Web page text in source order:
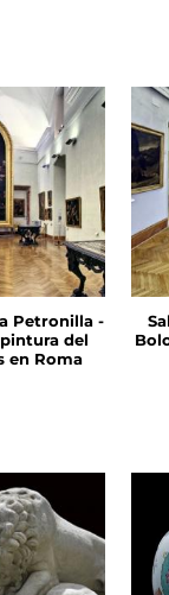
Petronilla -
del
en Roma